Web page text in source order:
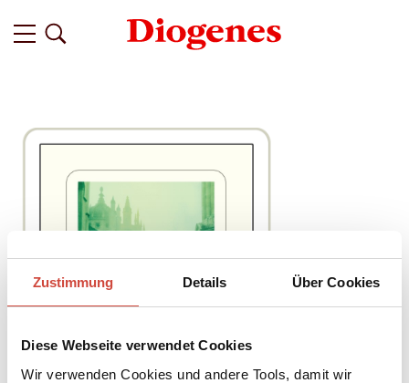
Zustimmung Details Über Cookies
Diese Webseite verwendet Cookies
Wir verwenden Cookies und andere Tools, damit wir